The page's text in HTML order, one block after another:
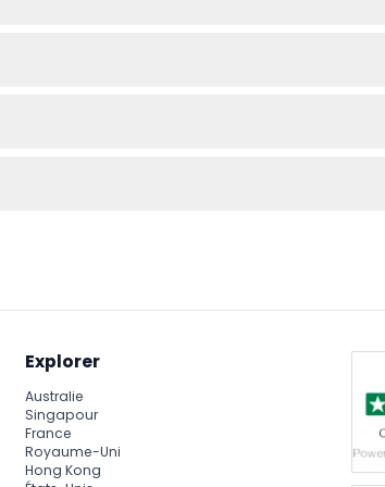
Explorer
Australie
Singapour
France
Royaume-Uni
Hong Kong